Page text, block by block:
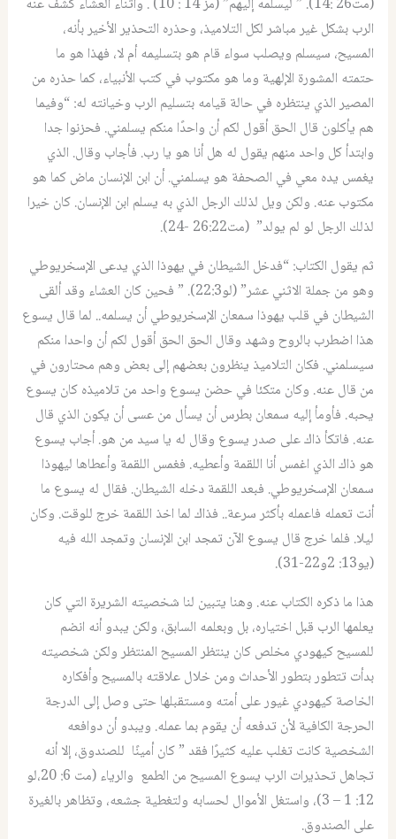
(مت26 :14). ” ليسلمه إليهم” (مز 14 : 10) . وأثناء العشاء كشف عنه
الرب بشكل غير مباشر لكل التلاميذ، وحذره التحذير الأخير بأنه،
المسيح، سيسلم ويصلب سواء قام هو بتسليمه أم لا، فهذا هو ما
حتمته المشورة الإلهية وما هو مكتوب في كتب الأنبياء، كما حذره من
المصير الذي ينتظره في حالة قيامه بتسليم الرب وخيانته له: “وفيما
هم يأكلون قال الحق أقول لكم أن واحدًا منكم يسلمني. فحزنوا جدا
وابتدأ كل واحد منهم يقول له هل أنا هو يا رب. فأجاب وقال. الذي
يغمس يده معي في الصحفة هو يسلمني. أن ابن الإنسان ماض كما هو
مكتوب عنه. ولكن ويل لذلك الرجل الذي به يسلم ابن الإنسان. كان خيرا
لذلك الرجل لو لم يولد” (مت26:22 -24).
ثم يقول الكتاب: “فدخل الشيطان في يهوذا الذي يدعى الإسخريوطي
وهو من جملة الاثني عشر” (لو22:3). ” فحين كان العشاء وقد ألقى
الشيطان في قلب يهوذا سمعان الإسخريوطي أن يسلمه.. لما قال يسوع
هذا اضطرب بالروح وشهد وقال الحق الحق أقول لكم أن واحدا منكم
سيسلمني. فكان التلاميذ ينظرون بعضهم إلى بعض وهم محتارون في
من قال عنه. وكان متكئا في حضن يسوع واحد من تلاميذه كان يسوع
يحبه. فأومأ إليه سمعان بطرس أن يسأل من عسى أن يكون الذي قال
عنه. فاتكأ ذاك على صدر يسوع وقال له يا سيد من هو. أجاب يسوع
هو ذاك الذي اغمس أنا اللقمة وأعطيه. فغمس اللقمة وأعطاها ليهوذا
سمعان الإسخريوطي. فبعد اللقمة دخله الشيطان. فقال له يسوع ما
أنت تعمله فاعمله بأكثر سرعة.. فذاك لما اخذ اللقمة خرج للوقت. وكان
ليلا. فلما خرج قال يسوع الآن تمجد ابن الإنسان وتمجد الله فيه
(يو13: 2و22-31).
هذا ما ذكره الكتاب عنه. وهنا يتبين لنا شخصيته الشريرة التي كان
يعلمها الرب قبل اختياره، بل وبعلمه السابق، ولكن يبدو أنه انضم
للمسيح كيهودي مخلص كان ينتظر المسيح المنتظر ولكن شخصيته
بدأت تتطور بتطور الأحداث ومن خلال علاقته بالمسيح وأفكاره
الخاصة كيهودي غيور على أمته ومستقبلها حتى وصل إلى الدرجة
الحرجة الكافية لأن تدفعه أن يقوم بما عمله. ويبدو أن دوافعه
الشخصية كانت تغلب عليه كثيرًا فقد ” كان أمينًا للصندوق، إلا أنه
تجاهل تحذيرات الرب يسوع المسيح من الطمع والرياء (مت 6: 20،لو
12: 1 – 3)، واستغل الأموال لحسابه ولتغطية جشعه، وتظاهر بالغيرة
على الصندوق.